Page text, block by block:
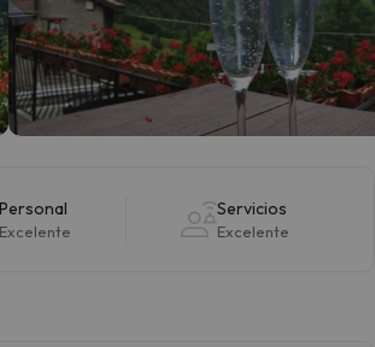
Personal
Excelente
Servicios
Excelente